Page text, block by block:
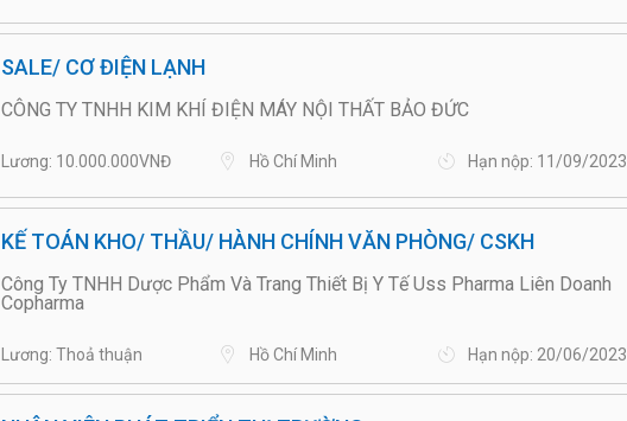
SALE/ CƠ ĐIỆN LẠNH
CÔNG TY TNHH KIM KHÍ ĐIỆN MÁY NỘI THẤT BẢO ĐỨC
Lương: 10.000.000VNĐ Hồ Chí Minh Hạn nộp: 11/09/2023
KẾ TOÁN KHO/ THẦU/ HÀNH CHÍNH VĂN PHÒNG/ CSKH
Công Ty TNHH Dược Phẩm Và Trang Thiết Bị Y Tế Uss Pharma Liên Doanh
Copharma
Lương: Thoả thuận Hồ Chí Minh Hạn nộp: 20/06/2023